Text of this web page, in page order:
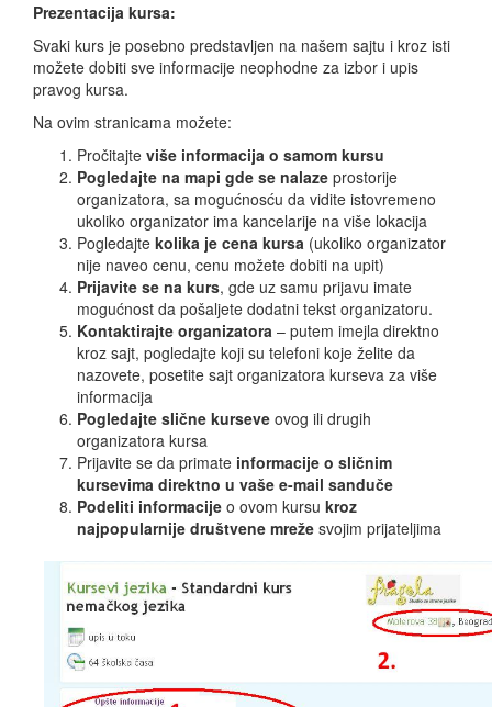
Prezentacija kursa:
Svaki kurs je posebno predstavljen na našem sajtu i kroz isti
možete dobiti sve informacije neophodne za izbor i upis
pravog kursa.
Na ovim stranicama možete:
Pročitajte više informacija o samom kursu
Pogledajte na mapi gde se nalaze prostorije
organizatora, sa mogućnosću da vidite istovremeno
ukoliko organizator ima kancelarije na više lokacija
Pogledajte kolika je cena kursa (ukoliko organizator
nije naveo cenu, cenu možete dobiti na upit)
Prijavite se na kurs, gde uz samu prijavu imate
mogućnost da pošaljete dodatni tekst organizatoru.
Kontaktirajte organizatora – putem imejla direktno
kroz sajt, pogledajte koji su telefoni koje želite da
nazovete, posetite sajt organizatora kurseva za više
informacija
Pogledajte slične kurseve ovog ili drugih
organizatora kursa
Prijavite se da primate informacije o sličnim
kursevima direktno u vaše e-mail sanduče
Podeliti informacije o ovom kursu kroz
najpopularnije društvene mreže svojim prijateljima